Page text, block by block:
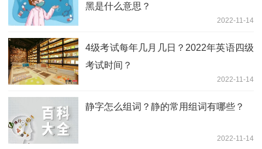
黑是什么意思？
2022-11-14
4级考试每年几月几日？2022年英语四级
考试时间？
2022-11-14
静字怎么组词？静的常用组词有哪些？
2022-11-14